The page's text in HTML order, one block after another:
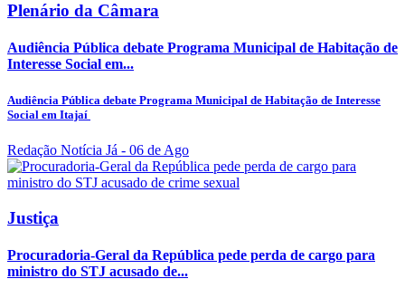
Plenário da Câmara
Audiência Pública debate Programa Municipal de Habitação de
Interesse Social em...
Audiência Pública debate Programa Municipal de Habitação de Interesse
Social em Itajaí
Redação Notícia Já - 06 de Ago
Justiça
Procuradoria-Geral da República pede perda de cargo para
ministro do STJ acusado de...